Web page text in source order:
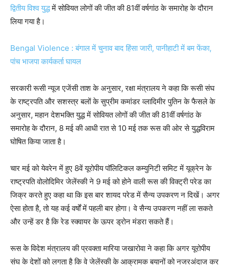
द्वितीय विश्व युद्धमें सोवियत लोगों की जीत की 81वीं वर्षगांठ के समारोह के दौरान
लिया गया है।
Bengal Violence : बंगाल में चुनाव बाद हिंसा जारी, पानीहाटी में बम फेंका,
पांच भाजपा कार्यकर्ता घायल
सरकारी रूसी न्यूज एजेंसी ताश के अनुसार, रक्षा मंत्रालय ने कहा कि रूसी संघ
के राष्ट्रपति और सशस्त्र बलों के सुप्रीम कमांडर व्लादिमीर पुतिन के फैसले के
अनुसार, महान देशभक्ति युद्ध में सोवियत लोगों की जीत की 81वीं वर्षगांठ के
समारोह के दौरान, 8 मई की आधी रात से 10 मई तक रूस की ओर से युद्धविराम
घोषित किया जाता है।
चार मई को येवरेन में हुए 8वें यूरोपीय पॉलिटिकल कम्युनिटी समिट में यूक्रेन के
राष्ट्रपति वोलोदिमिर जेलेंस्की ने 9 मई को होने वाली रूस की विक्ट्री परेड का
जिक्र करते हुए कहा था कि इस बार शायद परेड में सैन्य उपकरण न दिखें। अगर
ऐसा होता है, तो यह कई वर्षों में पहली बार होगा। वे सैन्य उपकरण नहीं ला सकते
और उन्हें डर है कि रेड स्क्वायर के ऊपर ड्रोन मंडरा सकते हैं।
रूस के विदेश मंत्रालय की प्रवक्ता मारिया जखारोवा ने कहा कि अगर यूरोपीय
संघ के देशों को लगता है कि वे जेलेंस्की के आक्रामक बयानों को नजरअंदाज कर